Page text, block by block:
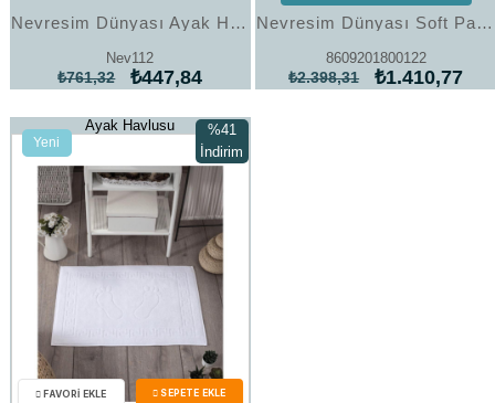
Nevresim Dünyası Ayak Havlu 50x70 Siyah
Nev112
₺447,84
₺761,32
Nevresim Dünyası Soft Pamuk 6'lı Ayak Havlusu 250gr
8609201800122
₺1.410,77
₺2.398,31
Ayak Havlusu
%41
İndirim
%41İndirim
Yeni
Ürün